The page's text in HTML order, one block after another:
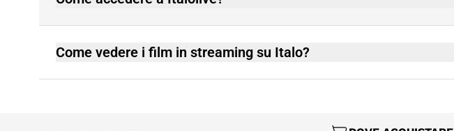
Come vedere i film in streaming su Italo?